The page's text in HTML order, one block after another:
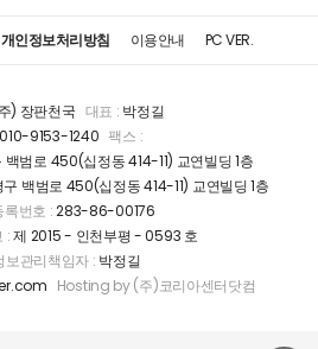
개인정보처리방침 이용안내 PC VER.
) 장판천국 대표 : 박정길
010-9153-1240 팩스 :
백범로 450(십정동 414-11) 교연빌딩 1층
백범로 450(십정동 414-11) 교연빌딩 1층
록번호 :283-86-00176
:제 2015 - 인천부평 - 0593 호
보관리책임자 : 박정길
Hosting by (주)코리아센터닷컴